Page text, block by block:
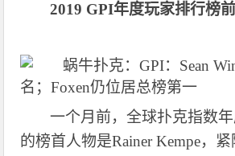
2019 GPI年度玩家排行榜前
一个月前，全球扑克指数
的榜首人物是Rainer Kempe，